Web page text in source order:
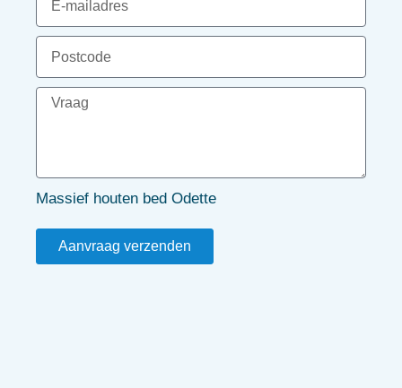
Massief houten bed Odette
Aanvraag verzenden